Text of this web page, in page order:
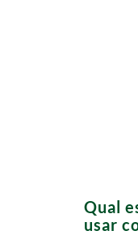
Qual
usar